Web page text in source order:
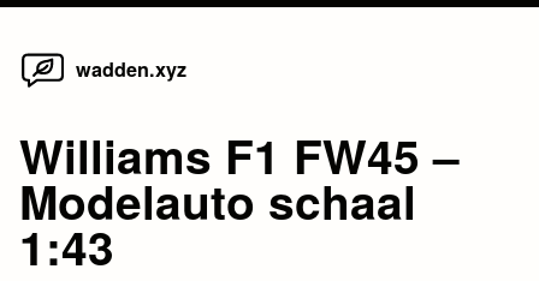
Skip
wadden.xyz
Williams F1 FW45 –
Modelauto schaal
1:43